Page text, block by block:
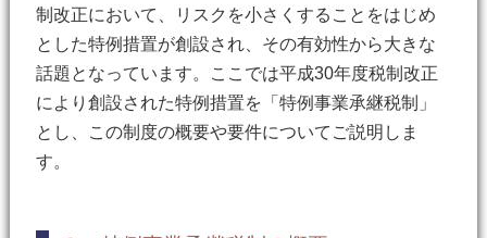
制改正において、リスクを小さくすることをはじめ
とした特例措置が創設され、その有効性から大きな
話題となっています。ここでは平成30年度税制改正
により創設された特例措置を「特例事業承継税制」
とし、この制度の概要や要件についてご説明しま
す。